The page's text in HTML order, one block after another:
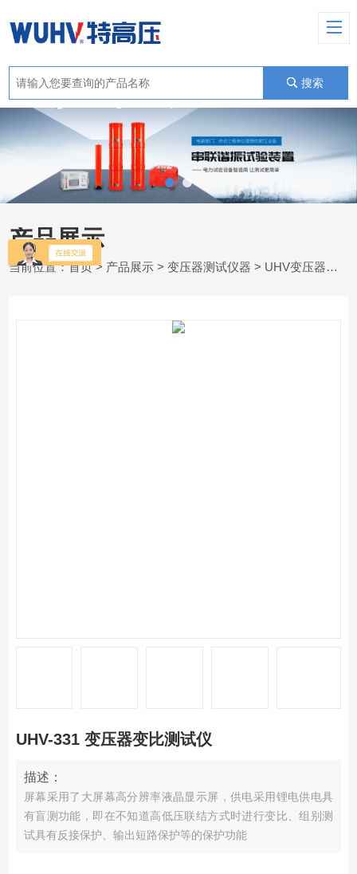
搜索
产品展示
当前位置：首页> 产品展示 >变压器测试仪器 > UHV变压器变比组别测试仪
UHV-331 变压器变比测试仪
描述：
屏幕采用了大屏幕高分辨率液晶显示屏，供电采用锂电供电具
有盲测功能，即在不知道高低压联结方式时进行变比、组别测
试具有反接保护、输出短路保护等的保护功能